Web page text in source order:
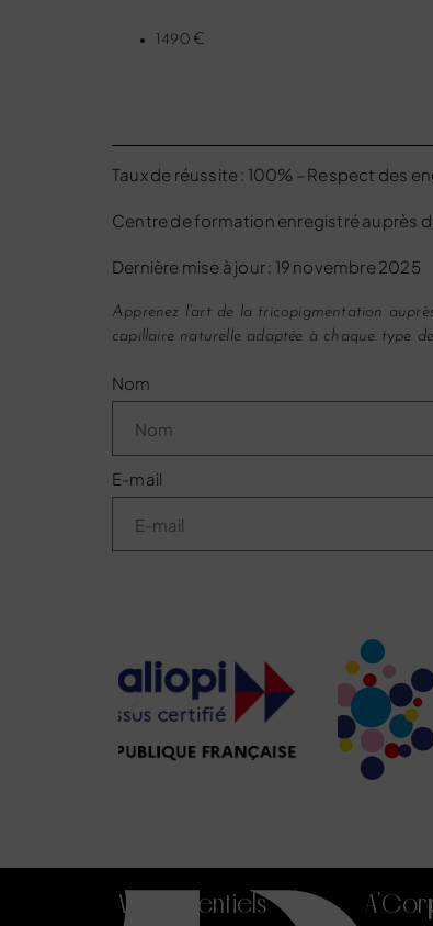
1490 €
Taux de réussite : 100% – Respect des
Centre de formation enregistré auprès
Dernière mise à jour : 19 novembre 2025
Apprenez l’art de la tricopigmentation
capillaire naturelle adaptée à chaque type
Nom
E-mail
Vos essentiels